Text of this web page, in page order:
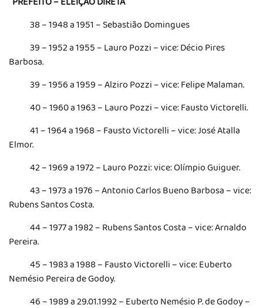
38 – 1948 a 1951 – Sebastião Domingues
39 – 1952 a 1955 – Lauro Pozzi – vice: Décio Pires
Barbosa.
39 – 1956 a 1959 – Alziro Pozzi – vice: Felipe Malaman.
40 – 1960 a 1963 – Lauro Pozzi – vice: Fausto Victorelli.
41 – 1964 a 1968 – Fausto Victorelli – vice: José Atalla
Elmor.
42 – 1969 a 1972 – Lauro Pozzi: vice: Olímpio Guiguer.
43 – 1973 a 1976 – Antonio Carlos Bueno Barbosa – vice:
Rubens Santos Costa.
44 – 1977 a 1982 – Rubens Santos Costa – vice: Arnaldo
Pereira.
45 – 1983 a 1988 – Fausto Victorelli – vice: Euberto
Nemésio Pereira de Godoy.
46 – 1989 a 29.01.1992 – Euberto Nemésio P. de Godoy –